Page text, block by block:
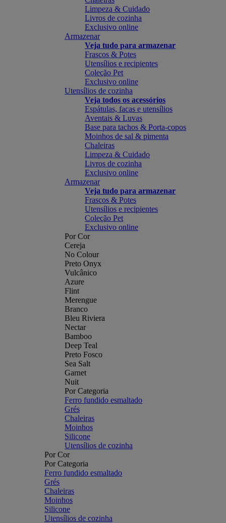
Limpeza & Cuidado
Livros de cozinha
Exclusivo online
Armazenar
Veja tudo para armazenar
Frascos & Potes
Utensílios e recipientes
Coleção Pet
Exclusivo online
Utensílios de cozinha
Veja todos os acessórios
Espátulas, facas e utensílios
Aventais & Luvas
Base para tachos & Porta-copos
Moinhos de sal & pimenta
Chaleiras
Limpeza & Cuidado
Livros de cozinha
Exclusivo online
Armazenar
Veja tudo para armazenar
Frascos & Potes
Utensílios e recipientes
Coleção Pet
Exclusivo online
Por Cor
Cereja
No Colour
Preto Onyx
Vulcânico
Azure
Flint
Merengue
Branco
Bleu Riviera
Nectar
Bamboo
Deep Teal
Preto Fosco
Sea Salt
Garnet
Nuit
Por Categoria
Ferro fundido esmaltado
Grés
Chaleiras
Moinhos
Silicone
Utensílios de cozinha
Por Cor
Por Categoria
Ferro fundido esmaltado
Grés
Chaleiras
Moinhos
Silicone
Utensílios de cozinha